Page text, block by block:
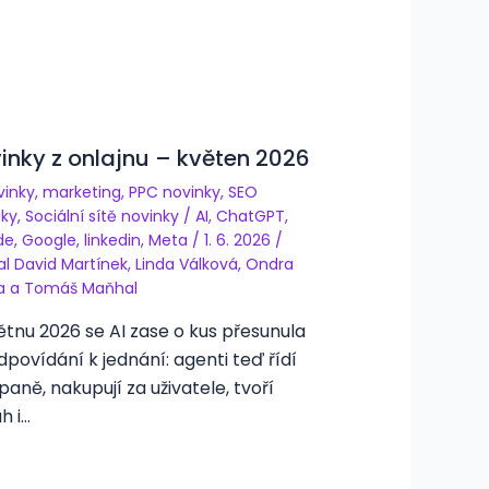
z onlajnu – květen 2026
,marketing,PPC novinky,SEO
,Sociální sítě novinky /AI,ChatGPT,
,Google,linkedin,Meta /1. 6. 2026 /
David Martínek,Linda Válková,Ondra
a Tomáš Maňhal
2026 se AI zase o kus přesunula
k jednání: agenti teď řídí
nakupují za uživatele, tvoří
i…